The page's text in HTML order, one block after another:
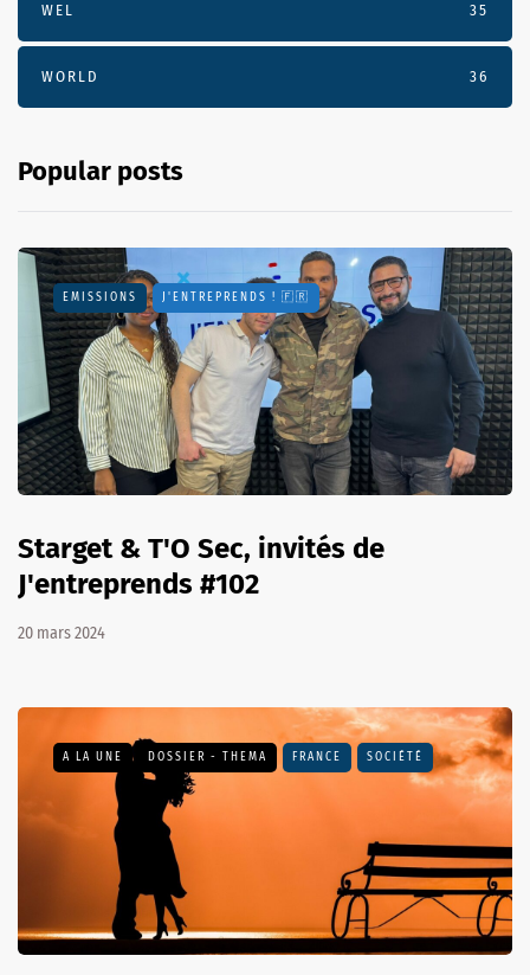
WEL 35
WORLD 36
Popular posts
EMISSIONS J'ENTREPRENDS ! 🇫🇷
Starget & T'O Sec, invités de
J'entreprends #102
20 mars 2024
A LA UNE DOSSIER - THEMA FRANCE SOCIÉTÉ